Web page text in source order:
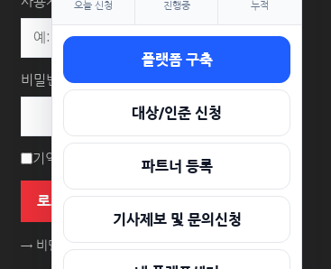
비밀번호
기억하기
로그인
→ 비밀번호를 잊으셨나요?
오늘 신청 진행중 누적
플랫폼 구축
대상/인준 신청
파트너 등록
기사제보 및 문의신청